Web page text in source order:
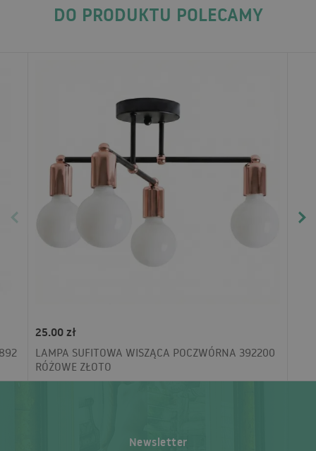
DO PRODUKTU POLECAMY
25.00 zł
LAMPA SUFITOWA WISZĄCA POCZWÓRNA 392200
RÓŻOWE ZŁOTO
Newsletter